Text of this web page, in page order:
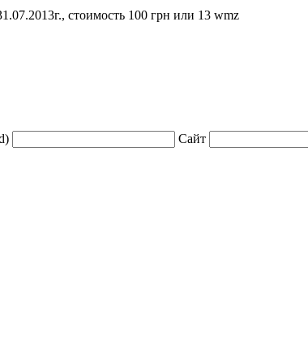
стоимость 100 грн или 13 wmz
Сайт